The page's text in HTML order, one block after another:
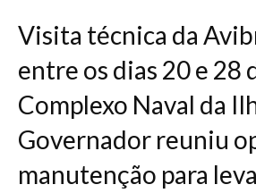
Visita técnica da
entre os dias 20 e 28
Complexo Naval da
Governador reuniu
manutenção para